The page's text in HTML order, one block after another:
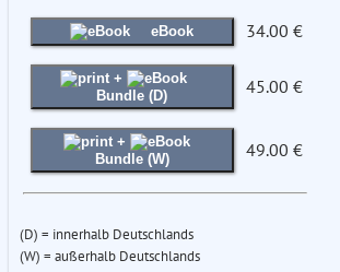
eBook 34.00 €
+
Bundle (D)
45.00 €
+
Bundle (W)
49.00 €
(D) = innerhalb Deutschlands
(W) = außerhalb Deutschlands